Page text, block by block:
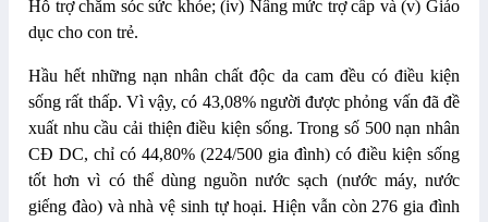
Hỗ trợ chăm sóc sức khỏe; (iv) Nâng mức trợ cấp và (v) Giáo
dục cho con trẻ.
Hầu hết những nạn nhân chất độc da cam đều có điều kiện
sống rất thấp. Vì vậy, có 43,08% người được phỏng vấn đã đề
xuất nhu cầu cải thiện điều kiện sống. Trong số 500 nạn nhân
CĐ DC, chỉ có 44,80% (224/500 gia đình) có điều kiện sống
tốt hơn vì có thể dùng nguồn nước sạch (nước máy, nước
giếng đào) và nhà vệ sinh tự hoại. Hiện vẫn còn 276 gia đình